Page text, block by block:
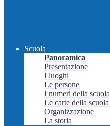
Scuola
Panoramica
Presentazione
I luoghi
Le persone
I numeri della scuola
Le carte della scuola
Organizzazione
La storia